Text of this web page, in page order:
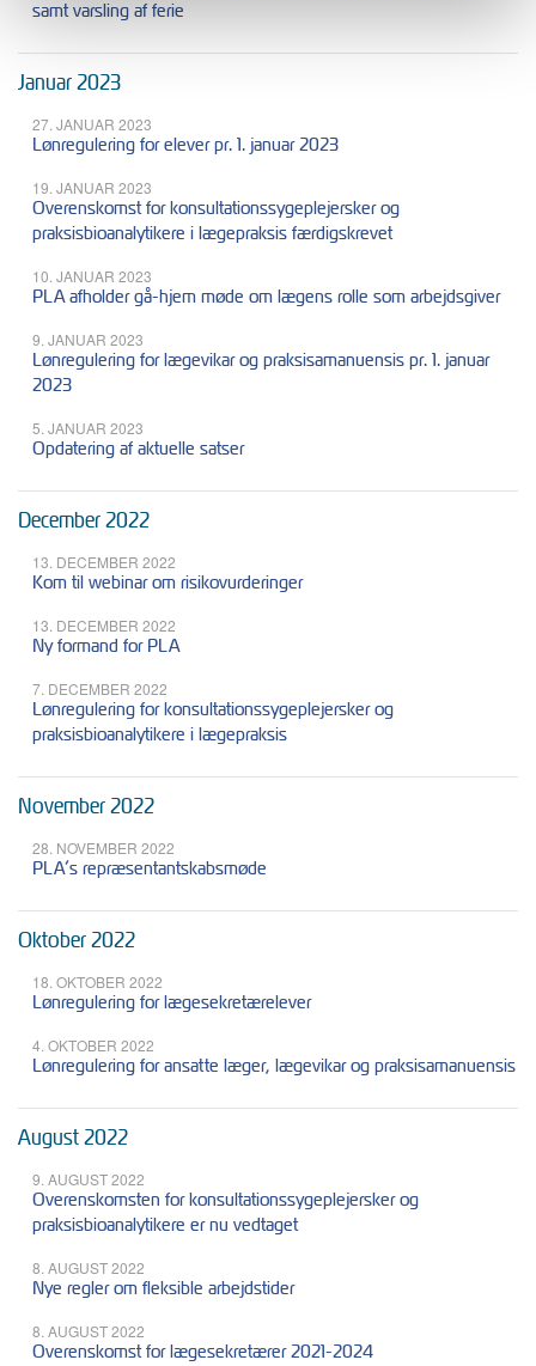
samt varsling af ferie
Januar 2023
27. JANUAR 2023
Lønregulering for elever pr. 1. januar 2023
19. JANUAR 2023
Overenskomst for konsultationssygeplejersker og
praksisbioanalytikere i lægepraksis færdigskrevet
10. JANUAR 2023
PLA afholder gå-hjem møde om lægens rolle som arbejdsgiver
9. JANUAR 2023
Lønregulering for lægevikar og praksisamanuensis pr. 1. januar
2023
5. JANUAR 2023
Opdatering af aktuelle satser
December 2022
13. DECEMBER 2022
Kom til webinar om risikovurderinger
13. DECEMBER 2022
Ny formand for PLA
7. DECEMBER 2022
Lønregulering for konsultationssygeplejersker og
praksisbioanalytikere i lægepraksis
November 2022
28. NOVEMBER 2022
PLA’s repræsentantskabsmøde
Oktober 2022
18. OKTOBER 2022
Lønregulering for lægesekretærelever
4. OKTOBER 2022
Lønregulering for ansatte læger, lægevikar og praksisamanuensis
August 2022
9. AUGUST 2022
Overenskomsten for konsultationssygeplejersker og
praksisbioanalytikere er nu vedtaget
8. AUGUST 2022
Nye regler om fleksible arbejdstider
8. AUGUST 2022
Overenskomst for lægesekretærer 2021-2024